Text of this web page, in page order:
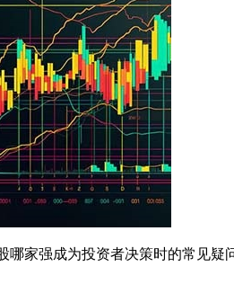
家强成为投资者决策时的常见